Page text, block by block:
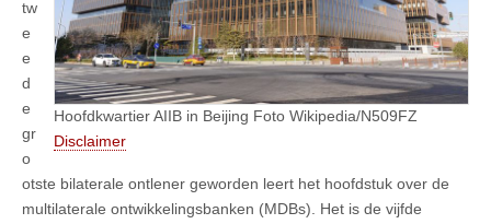
Hoofdkwartier AIIB in Beijing Foto Wikipedia/N509FZ
Disclaimer
tw
e
e
d
e
gr
o
otste bilaterale ontlener geworden leert het hoofdstuk over de
multilaterale ontwikkelingsbanken (MDBs). Het is de vijfde